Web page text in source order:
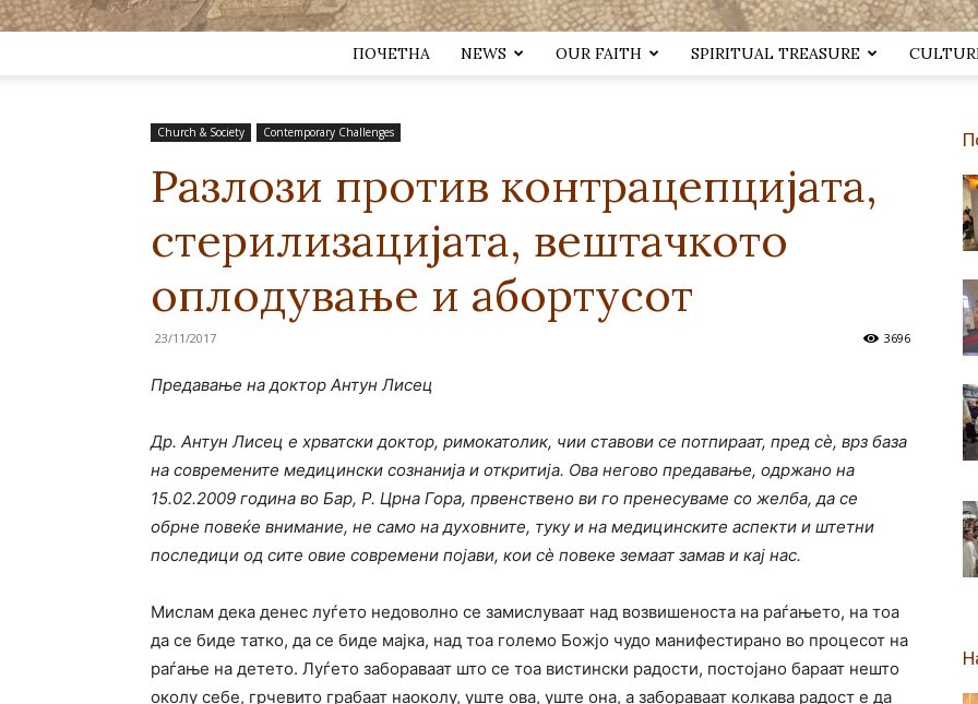
новозеландска
ПОЧЕТНА NEWS OUR FAITH SPIRITUAL TREASURE
Church & Society Contemporary Challenges
Разлози против контрацепцијата,
стерилизацијата, вештачкото
оплодување и абортусот
23/11/2017 3696
Предавање на доктор Антун Лисец
Др. Антун Лисец е хрватски доктор, римокатолик, чии ставови се потпираат, пред сѐ, врз база
на современите медицински сознанија и откритија. Ова негово предавање, одржано на
15.02.2009 година во Бар, Р. Црна Гора, првенствено ви го пренесуваме со желба, да се
обрне повеќе внимание, не само на духовните, туку и на медицинските аспекти и штетни
последици од сите овие современи појави, кои сѐ повеке земаат замав и кај нас.
Мислам дека денес луѓето недоволно се замислуваат над возвишеноста на раѓањето, на тоа
да се биде татко, да се биде мајка, над тоа големо Божјо чудо манифестирано во процесот на
раѓање на детето. Луѓето забораваат што се тоа вистински радости, постојано бараат нешто
околу себе, грчевито грабаат наоколу, уште ова, уште она, а забораваат колкава радост е да